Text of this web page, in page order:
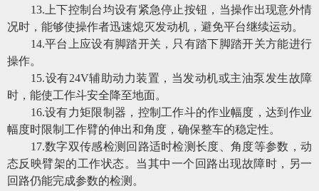
13.上下控制台均设有紧急停止按钮，当操作出现意外情
况时，能够使操作者迅速熄灭发动机，避免平台继续运动。
14.平台上应设有脚踏开关，只有踏下脚踏开关方能进行
操作。
15.设有24V辅助动力装置，当发动机或主油泵发生故障
时，能使工作斗安全降至地面。
16.设有力矩限制器，控制工作斗的作业幅度，达到作业
幅度时限制工作臂的伸出和角度，确保整车的稳定性。
17.数字双传感检测回路适时检测长度、角度等参数，动
态反映臂架的工作状态。当其中一个回路出现故障时，另一
回路仍能完成参数的检测。